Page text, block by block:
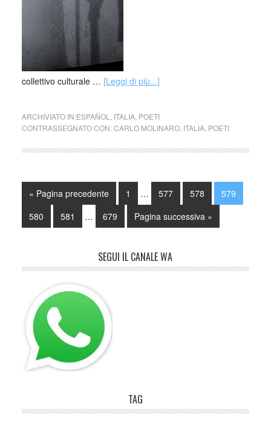
collettivo culturale … [Leggi di più...]
ARCHIVIATO IN:ESPAÑOL ITALIA, POETI
CONTRASSEGNATO CON:CARLO MOLINARO, ITALIA, POETI
« Pagina precedente 1 … 577 578
579
580
581 … 679 Pagina successiva »
SEGUI IL CANALE WA
TAG